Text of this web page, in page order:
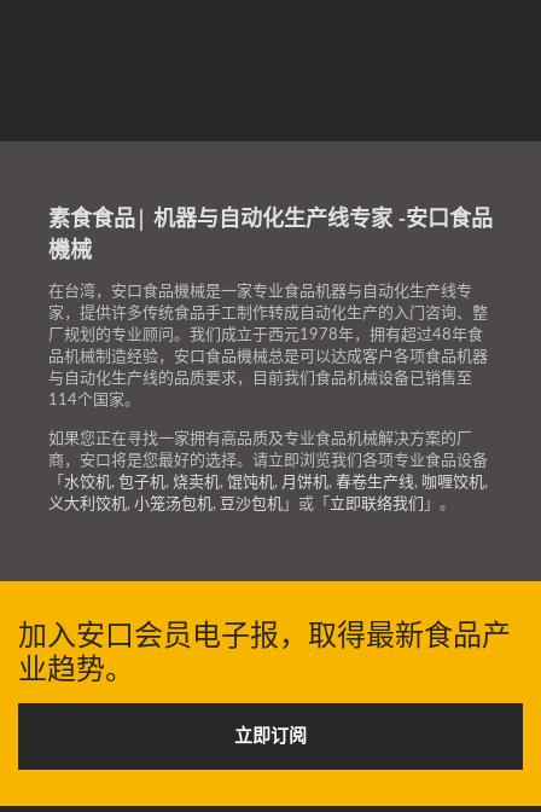
素食食品| 机器与自动化生产线专家 -安口食品
機械
在台湾，安口食品機械是一家专业食品机器与自动化生产线专
家，提供许多传统食品手工制作转成自动化生产的入门咨询、整
厂规划的专业顾问。我们成立于西元1978年，拥有超过48年食
品机械制造经验，安口食品機械总是可以达成客户各项食品机器
与自动化生产线的品质要求，目前我们食品机械设备已销售至
114个国家。
如果您正在寻找一家拥有高品质及专业食品机械解决方案的厂
商，安口将是您最好的选择。请立即浏览我们各项专业食品设备
「 水饺机, 包子机, 烧卖机, 馄饨机, 月饼机, 春卷生产线, 咖喱饺机,
义大利饺机, 小笼汤包机, 豆沙包机 」或「 立即联络我们 」。
加入安口会员电子报，取得最新食品产
业趋势。
立即订阅